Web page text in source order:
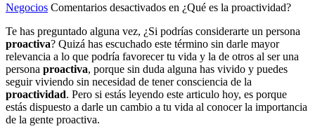
Negocios Comentarios desactivados en ¿Qué es la proactividad?
Te has preguntado alguna vez, ¿Si podrías considerarte un persona
proactiva? Quizá has escuchado este término sin darle mayor
relevancia a lo que podría favorecer tu vida y la de otros al ser una
persona proactiva, porque sin duda alguna has vivido y puedes
seguir viviendo sin necesidad de tener consciencia de la
proactividad. Pero si estás leyendo este articulo hoy, es porque
estás dispuesto a darle un cambio a tu vida al conocer la importancia
de la gente proactiva.